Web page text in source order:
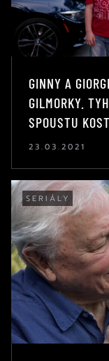
GINNY A
GILMORKY.
SPOUSTU
23.03.2021
SERIÁLY